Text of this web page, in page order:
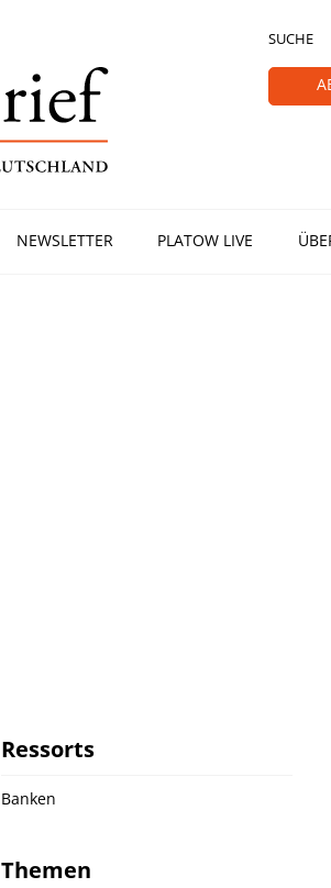
SUCHE
NEWSLETTER PLATOW LIVE
Ressorts
Banken
Themen